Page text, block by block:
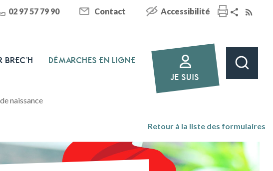
02 97 57 79 90 Contact Accessibilité
BREC’H
DÉMARCHES EN LIGNE
JE SUIS
naissance
Retour à la liste des formulaires